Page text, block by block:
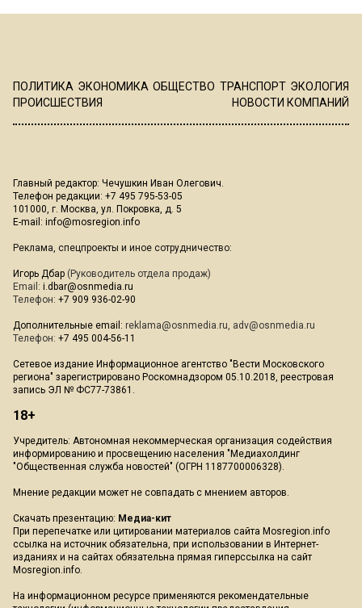
ПОЛИТИКА ЭКОНОМИКА ОБЩЕСТВО ТРАНСПОРТ ЭКОЛОГИЯ
ПРОИСШЕСТВИЯ
НОВОСТИ КОМПАНИЙ
Главный редактор: Чечушкин Иван Олегович.
Телефон редакции: +7 495 795-53-05
101000, г. Москва, ул. Покровка, д. 5
E-mail: info@mosregion.info
Реклама, спецпроекты и иное сотрудничество:
Игорь Дбар (Руководитель отдела продаж)
Email: i.dbar@osnmedia.ru
Телефон: +7 909 936-02-90
Дополнительные email: reklama@osnmedia.ru, adv@osnmedia.ru
Телефон: +7 495 004-56-11
Сетевое издание Информационное агентство "Вести Московского
региона" зарегистрировано Роскомнадзором 05.10.2018, реестровая
запись ЭЛ № ФС77-73861.
18+
Учредитель: Автономная некоммерческая организация содействия
информированию и просвещению населения "Медиахолдинг
"Общественная служба новостей" (ОГРН 1187700006328).
Мнение редакции может не совпадать с мнением авторов.
Скачать презентацию: Медиа-кит
При перепечатке или цитировании материалов сайта Mosregion.info
ссылка на источник обязательна, при использовании в Интернет-
изданиях и на сайтах обязательна прямая гиперссылка на сайт
Mosregion.info.
На информационном ресурсе применяются рекомендательные